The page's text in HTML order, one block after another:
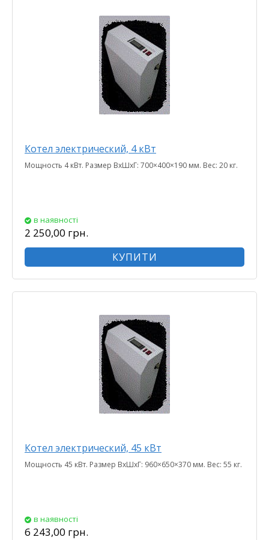
Котел электрический, 4 кВт
Мощность 4 кВт. Размер ВхШхГ: 700×400×190 мм. Вес: 20 кг.
в наявності
2 250,00 грн.
КУПИТИ
Котел электрический, 45 кВт
Мощность 45 кВт. Размер ВхШхГ: 960×650×370 мм. Вес: 55 кг.
в наявності
6 243,00 грн.